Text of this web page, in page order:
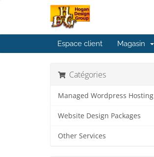
Espace client Magasin
Catégories
Managed Wordpress Hosting
Website Design Packages
Other Services